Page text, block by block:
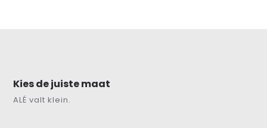
Kies de juiste maat
ALÉ valt klein.